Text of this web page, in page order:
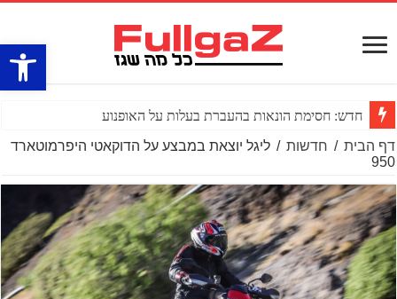
פתח
חדש: חסימת הונאות בהעברת בעלות על האופנוע
דף הבית / חדשות / ליגל יוצאת במבצע על הדוקאטי היפרמוטארד
950